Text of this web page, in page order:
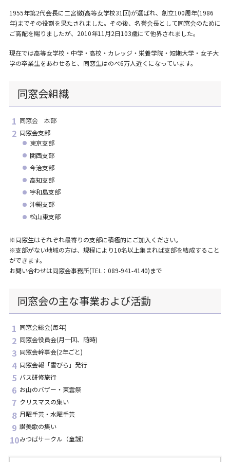
1955年第2代会長に二宮徹(高等女学校31回)が選ばれ、創立100周年(1986
年)までその役割を果たされました。その後、名誉会長として同窓会のために
ご高配を賜りましたが、2010年11月2日103歳にて他界されました。
現在では高等女学校・中学・高校・カレッジ・栄養学院・短期大学・女子大
学の卒業生をあわせると、同窓生はのべ6万人近くになっています。
同窓会組織
同窓会 本部
同窓会支部
東京支部
関西支部
今治支部
高知支部
宇和島支部
沖縄支部
松山東支部
※同窓生はそれぞれ最寄りの支部に積極的にご加入ください。
※支部がない地域の方は、規程により10名以上集まれば支部を結成すること
ができます。
お問い合わせは同窓会事務所(TEL：089-941-4140)まで
同窓会の主な事業および活動
同窓会総会(毎年)
同窓会役員会(月一回、随時)
同窓会幹事会(2年ごと)
同窓会報「雪びら」発行
バス研修旅行
お山のバザー・東雲祭
クリスマスの集い
月曜手芸・水曜手芸
讃美歌の集い
みつばサークル（童謡）